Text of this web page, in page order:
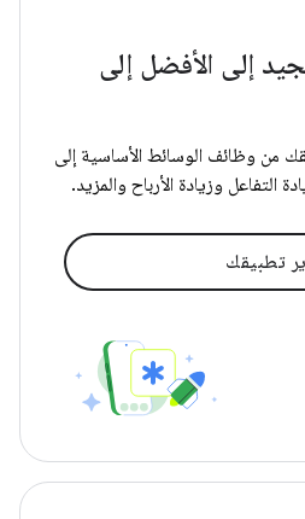
إلى الأفضل إلى
من وظائف الوسائط الأساسية إلى
التفاعل وزيادة الأرباح والمزيد.
تطبيقك